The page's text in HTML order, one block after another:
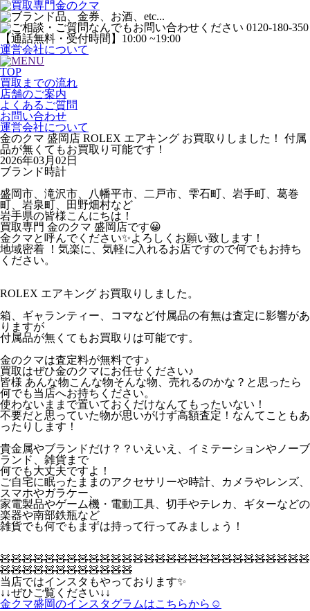
運営会社について
TOP
買取までの流れ
店舗のご案内
よくあるご質問
お問い合わせ
運営会社について
金のクマ 盛岡店 ROLEX エアキング お買取りしました！ 付属
品が無くてもお買取り可能です！
2026年03月02日
ブランド時計
盛岡市、滝沢市、八幡平市、二戸市、雫石町、岩手町、葛巻
町、岩泉町、田野畑村など
岩手県の皆様こんにちは！
買取専門 金のクマ 盛岡店です😀
金クマと呼んでください✨よろしくお願い致します！
地域密着 ！気楽に、気軽に入れるお店ですので何でもお持ち
ください。
ROLEX エアキング お買取りしました。
箱、ギャランティー、コマなど付属品の有無は査定に影響があ
りますが
付属品が無くてもお買取りは可能です。
金のクマは査定料が無料です♪
買取はぜひ金のクマにお任せください♪
皆様 あんな物こんな物そんな物、売れるのかな？と思ったら
何でも当店へお持ちください。
使わないままで置いておくだけなんてもったいない！
不要だと思っていた物が思いがけず高額査定！なんてこともあ
ったりします！
貴金属やブランドだけ？？いえいえ、イミテーションやノーブ
ランド、雑貨まで
何でも大丈夫ですよ！
ご自宅に眠ったままのアクセサリーや時計、カメラやレンズ、
スマホやガラケー、
家電製品やゲーム機・電動工具、切手やテレカ、ギターなどの
楽器や南部鉄瓶など
雑貨でも何でもまずは持って行ってみましょう！
🧸🧸🧸🧸🧸🧸🧸🧸🧸🧸🧸🧸🧸🧸🧸🧸🧸🧸🧸🧸🧸🧸🧸🧸🧸🧸🧸🧸
🧸🧸🧸🧸🧸🧸🧸🧸🧸🧸🧸🧸
当店ではインスタもやっております✨
↓↓ぜひご覧ください↓↓
金クマ盛岡のインスタグラムはこちらから☺